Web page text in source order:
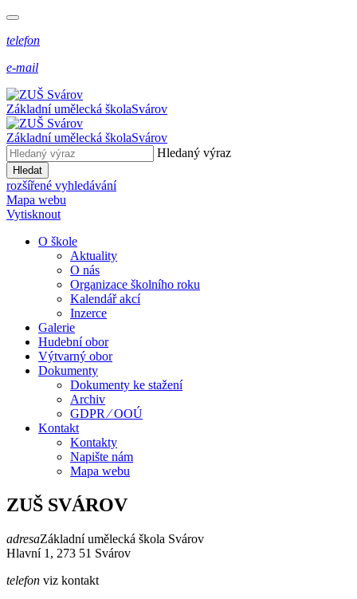
telefon
e-mail
Základní umělecká školaSvárov
Základní umělecká školaSvárov
Hledaný výraz
Hledat
rozšířené vyhledávání
Mapa webu
Vytisknout
O škole
Aktuality
O nás
Organizace školního roku
Kalendář akcí
Inzerce
Galerie
Hudební obor
Výtvarný obor
Dokumenty
Dokumenty ke stažení
Archiv
GDPR ⁄ OOÚ
Kontakt
Kontakty
Napište nám
Mapa webu
ZUŠ SVÁROV
adresaZákladní umělecká škola Svárov
Hlavní 1, 273 51 Svárov
telefon viz kontakt